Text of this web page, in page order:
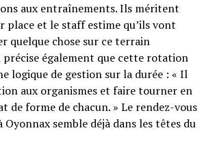
aux entraînements. Ils méritent
place et le staff estime qu’ils vont
quelque chose sur ce terrain
précise également que cette rotation
logique de gestion sur la durée : « Il
aux organismes et faire tourner en
de forme de chacun. » Le rendez-vous
Oyonnax semble déjà dans les têtes du